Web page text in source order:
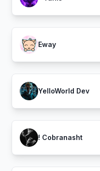
Eway
YelloWorld Dev
! Cobranasht